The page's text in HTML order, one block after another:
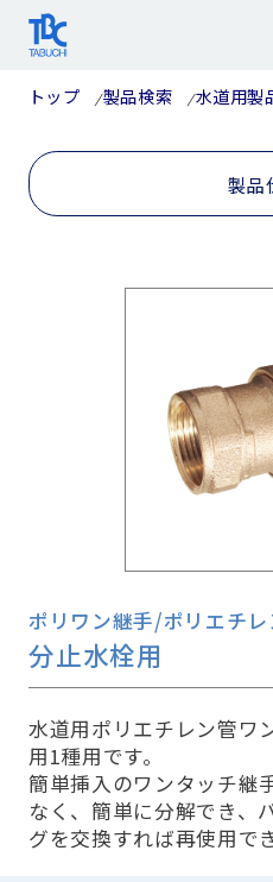
トップ 製品検索 水道用製
製品
ポリワン継手/ポリエチ
分止水栓用
水道用ポリエチレン管ワ
用1種用です。
簡単挿入のワンタッチ継
なく、簡単に分解でき、
グを交換すれば再使用で